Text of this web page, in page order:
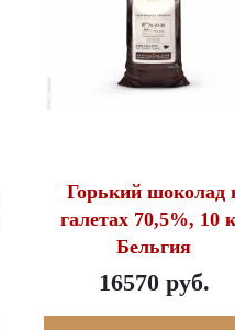
Горький шоколад
галетах 70,5%, 10
Бельгия
16570 руб.